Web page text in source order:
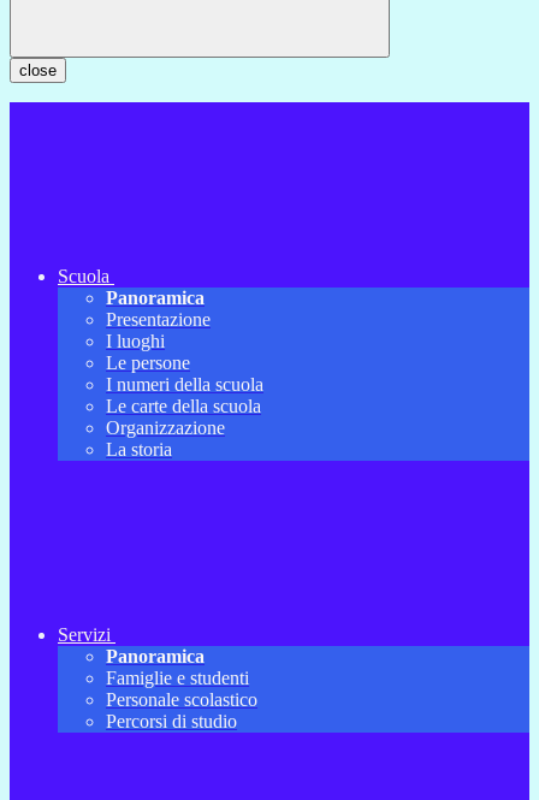
close
Scuola
Panoramica
Presentazione
I luoghi
Le persone
I numeri della scuola
Le carte della scuola
Organizzazione
La storia
Servizi
Panoramica
Famiglie e studenti
Personale scolastico
Percorsi di studio